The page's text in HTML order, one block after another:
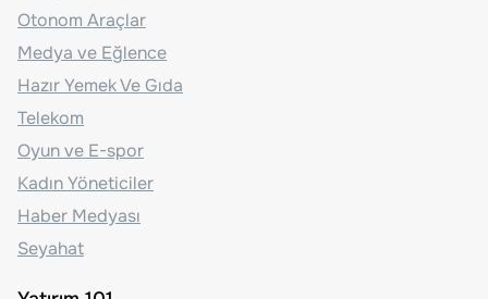
Otonom Araçlar
Medya ve Eğlence
Hazır Yemek Ve Gıda
Telekom
Oyun ve E-spor
Kadın Yöneticiler
Haber Medyası
Seyahat